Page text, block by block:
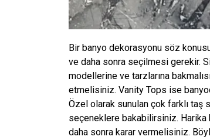
Bir banyo dekorasyonu söz
ve daha sonra seçilmesi gerekir.
modellerine ve tarzlarına
etmelisiniz. Vanity Tops ise
Özel olarak sunulan çok farklı taş
seçeneklere bakabilirsiniz. Harika
daha sonra karar vermelisiniz.